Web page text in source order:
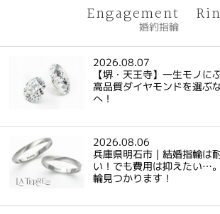
Engagement
婚約指輪
2026.08.07
【堺・天王寺】一生モノに
高品質ダイヤモンドを選ぶ
へ！
2026.08.06
兵庫県明石市｜結婚指輪は
い！でも費用は抑えたい…
輪見つかります！